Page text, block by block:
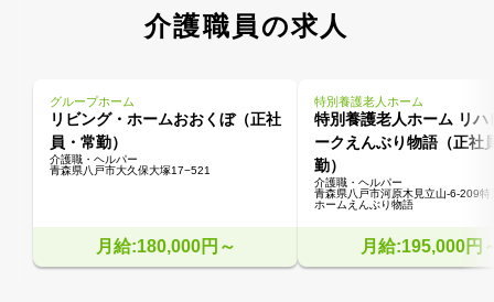
介護職員の求人
グループホーム
リビング・ホームおおくぼ（正社
員・常勤）
介護職・ヘルパー
青森県八戸市大久保大塚17−521
月給:180,000円～
特別養護老人ホーム
特別養護老人ホーム リハ
ークえんぶり物語（正社
勤）
介護職・ヘルパー
青森県八戸市河原木見立山-6-209特
ホームえんぶり物語
月給:195,000円